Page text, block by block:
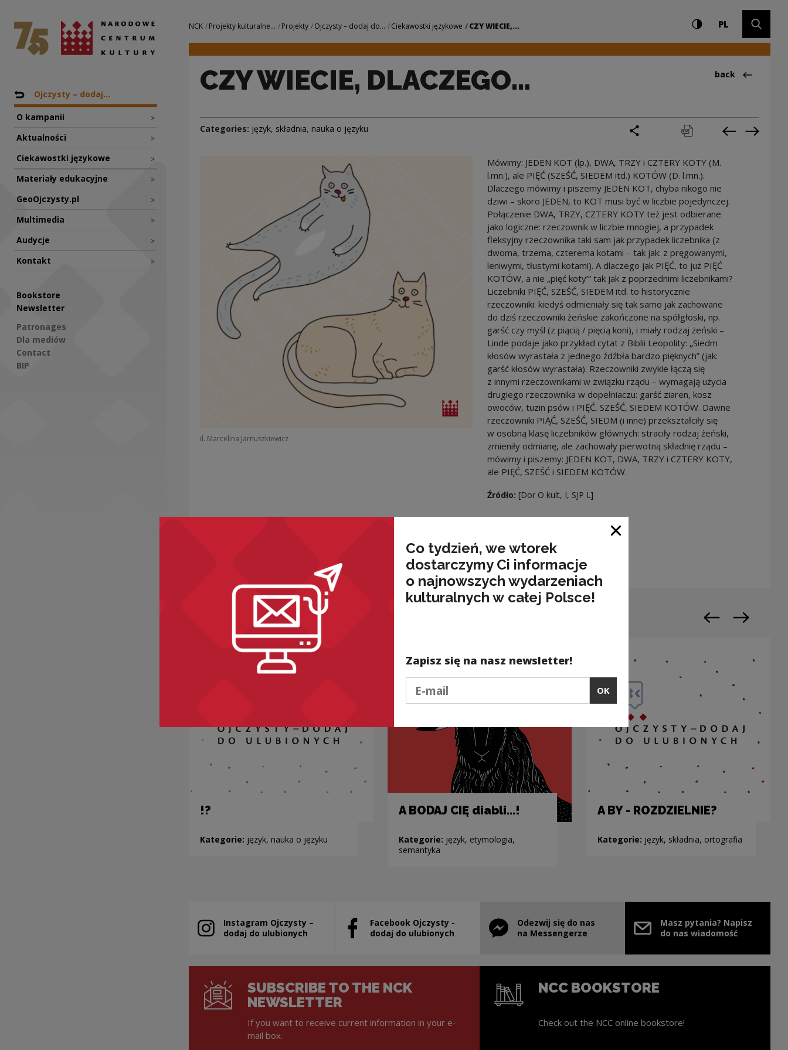
CZY WIECIE, DLACZEGO… | Narodowe Centrum Kultury
National Centre for Culture Poland
Nawigacja
Back to: Projekty
Ojczysty – dodaj...
O kampanii >
Aktualności >
Ciekawostki językowe >
Materiały edukacyjne >
GeoOjczysty.pl >
Multimedia >
Audycje >
Kontakt >
Bookstore
Newsletter
Patronages
Dla mediów
Contact
BIP
Navigation
NCK Projekty kulturalne... Projekty Ojczysty – dodaj do... Ciekawostki językowe CZY WIECIE,... Settings and search
High contrast
PLCHANGE
CZY WIECIE, DLACZEGO… Back
back
Categories: język, składnia, nauka o języku print pobierz Previous
Next
il. Marcelina Jarnuszkiewicz
Mówimy: JEDEN KOT (lp.), DWA, TRZY i CZTERY KOTY (M.
l.mn.), ale PIĘĆ (SZEŚĆ, SIEDEM itd.) KOTÓW (D. l.mn.).
Dlaczego mówimy i piszemy JEDEN KOT, chyba nikogo nie
dziwi – skoro JEDEN, to KOT musi być w liczbie pojedynczej.
Połączenie DWA, TRZY, CZTERY KOTY też jest odbierane
jako logiczne: rzeczownik w liczbie mnogiej, a przypadek
fleksyjny rzeczownika taki sam jak przypadek liczebnika (z
dwoma, trzema, czterema kotami – tak jak: z pręgowanymi,
leniwymi, tłustymi kotami). A dlaczego jak PIĘĆ, to już PIĘĆ
KOTÓW, a nie „pięć koty’” tak jak z poprzednimi liczebnikami?
Liczebniki PIĘĆ, SZEŚĆ, SIEDEM itd. to historycznie
rzeczowniki: kiedyś odmieniały się tak samo jak zachowane
do dziś rzeczowniki żeńskie zakończone na spółgłoski, np.
garść czy myśl (z piącią / pięcią koni), i miały rodzaj żeński –
Linde podaje jako przykład cytat z Biblii Leopolity: „Siedm
kłosów wyrastała z jednego źdźbła bardzo pięknych” (jak:
garść kłosów wyrastała). Rzeczowniki zwykle łączą się
z innymi rzeczownikami w związku rządu – wymagają użycia
drugiego rzeczownika w dopełniaczu: garść ziaren, kosz
owoców, tuzin psów i PIĘĆ, SZEŚĆ, SIEDEM KOTÓW. Dawne
rzeczowniki PIĄĆ, SZEŚĆ, SIEDM (i inne) przekształciły się
w osobną klasę liczebników głównych: straciły rodzaj żeński,
zmieniły odmianę, ale zachowały pierwotną składnię rządu –
mówimy i piszemy: JEDEN KOT, DWA, TRZY i CZTERY KOTY,
ale PIĘĆ, SZEŚĆ i SIEDEM KOTÓW.
Źródło: [Dor O kult, I, SJP L]
Note, the link will open in a new window
Recommended
!?
Kategorie: język, nauka o języku
A BODAJ CIĘ diabli...!
Kategorie: język, etymologia,
semantyka
A BY - ROZDZIELNIE?
Kategorie: język, składnia, ortografia
Previous slide
Next slide
Instagram Ojczysty –
dodaj do ulubionych
Note, the link will open in a new window
Facebook Ojczysty -
dodaj do ulubionych
Note, the link will open in a new window
Odezwij się do nas
na Messengerze
Note, the link will open in a new window
Masz pytania? Napisz
do nas wiadomość
SUBSCRIBE TO THE NCK
NEWSLETTER
If you want to receive current information in your e-
mail box.
NCC BOOKSTORE
Check out the NCC online bookstore!
Co tydzień, we wtorek
dostarczymy Ci informacje
o najnowszych wydarzeniach
kulturalnych w całej Polsce!
Zapisz się na nasz newsletter!
OK